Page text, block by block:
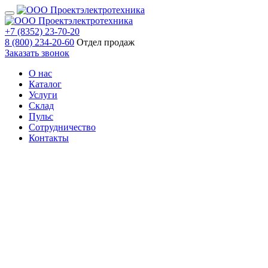
+7 (8352) 23-70-20
8 (800) 234-20-60 Отдел продаж
Заказать звонок
О нас
Каталог
Услуги
Склад
Пульс
Сотрудничество
Контакты